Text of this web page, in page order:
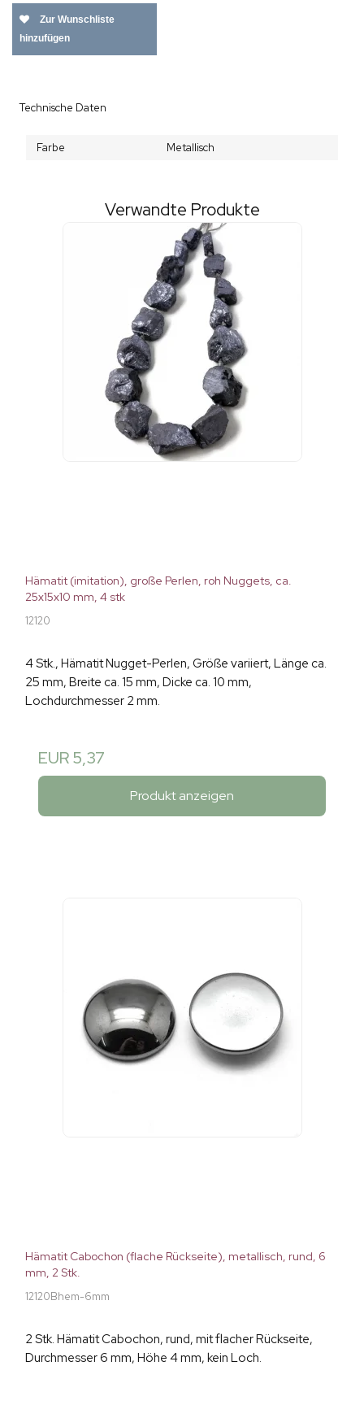
Zur Wunschliste
hinzufügen
Technische Daten
Farbe Metallisch
Verwandte Produkte
Hämatit (imitation), große Perlen, roh Nuggets, ca.
25x15x10 mm, 4 stk
12120
4 Stk., Hämatit Nugget-Perlen, Größe variiert, Länge ca.
25 mm, Breite ca. 15 mm, Dicke ca. 10 mm,
Lochdurchmesser 2 mm.
EUR 5,37
Produkt anzeigen
Hämatit Cabochon (flache Rückseite), metallisch, rund, 6
mm, 2 Stk.
12120Bhem-6mm
2 Stk. Hämatit Cabochon, rund, mit flacher Rückseite,
Durchmesser 6 mm, Höhe 4 mm, kein Loch.